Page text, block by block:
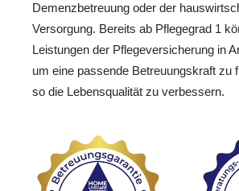
Demenzbetreuung oder der
Versorgung. Bereits ab Pflegegrad 1
Leistungen der Pflegeversicherung in
um eine passende Betreuungskraft zu
so die Lebensqualität zu verbessern.